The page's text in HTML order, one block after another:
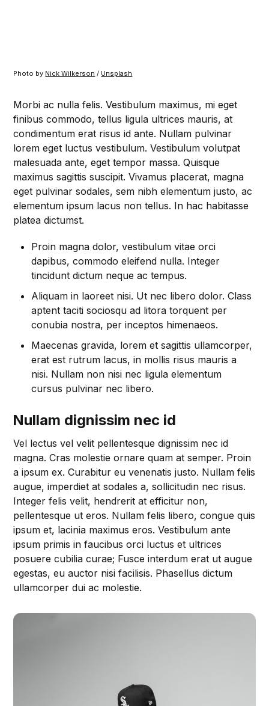
Photo by Nick Wilkerson / Unsplash
Morbi ac nulla felis. Vestibulum maximus, mi eget
finibus commodo, tellus ligula ultrices mauris, at
condimentum erat risus id ante. Nullam pulvinar
lorem eget luctus vestibulum. Vestibulum volutpat
malesuada ante, eget tempor massa. Quisque
maximus sagittis suscipit. Vivamus placerat, magna
eget pulvinar sodales, sem nibh elementum justo, ac
elementum ipsum lacus non tellus. In hac habitasse
platea dictumst.
Proin magna dolor, vestibulum vitae orci
dapibus, commodo eleifend nulla. Integer
tincidunt dictum neque ac tempus.
Aliquam in laoreet nisi. Ut nec libero dolor. Class
aptent taciti sociosqu ad litora torquent per
conubia nostra, per inceptos himenaeos.
Maecenas gravida, lorem et sagittis ullamcorper,
erat est rutrum lacus, in mollis risus mauris a
nisi. Nullam non nisi nec ligula elementum
cursus pulvinar nec libero.
Nullam dignissim nec id
Vel lectus vel velit pellentesque dignissim nec id
magna. Cras molestie ornare quam at semper. Proin
a ipsum ex. Curabitur eu venenatis justo. Nullam felis
augue, imperdiet at sodales a, sollicitudin nec risus.
Integer felis velit, hendrerit at efficitur non,
pellentesque ut eros. Nullam felis libero, congue quis
ipsum et, lacinia maximus eros. Vestibulum ante
ipsum primis in faucibus orci luctus et ultrices
posuere cubilia curae; Fusce interdum erat ut augue
egestas, eu auctor nisi facilisis. Phasellus dictum
ullamcorper dui ac molestie.